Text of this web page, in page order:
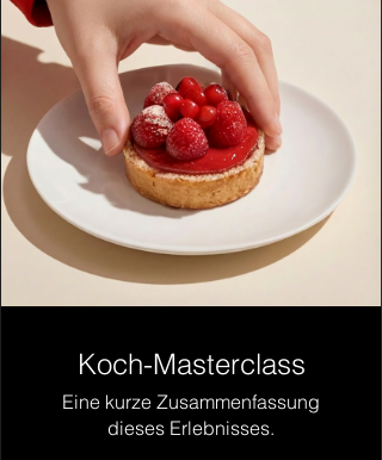
Koch-Masterclass
Eine kurze Zusammenfassung
dieses Erlebnisses.